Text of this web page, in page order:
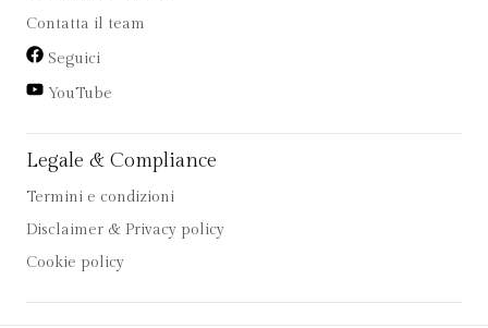
Contatta il team
Seguici
YouTube
Legale & Compliance
Termini e condizioni
Disclaimer & Privacy policy
Cookie policy